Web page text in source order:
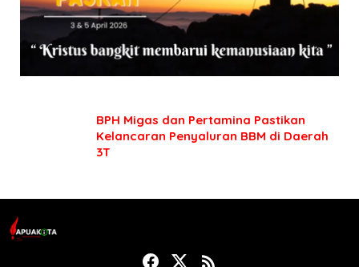
BPH Migas dan Pertamina Pastikan
Kelancaran Penyaluran BBM di Daerah
3T